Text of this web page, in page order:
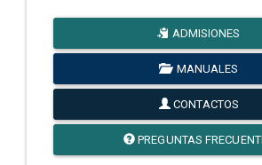
ADMISIONES
MANUALES
CONTACTOS
PREGUNTAS